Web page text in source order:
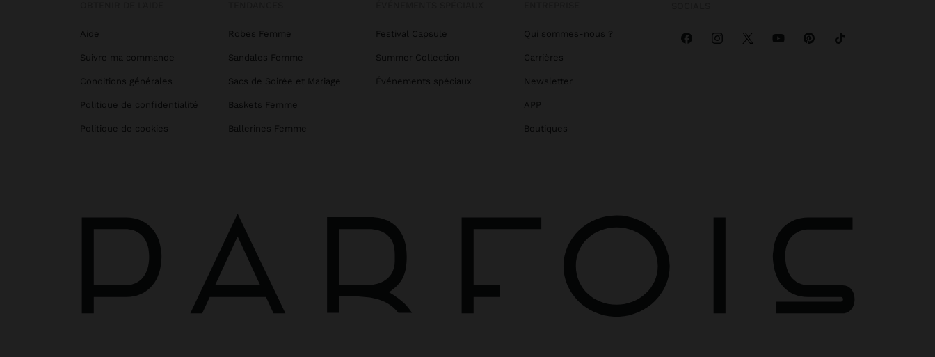
Aide
Suivre ma commande
Conditions générales
Politique de confidentialité
Politique de cookies
Robes Femme
Sandales Femme
Sacs de Soirée et Mariage
Baskets Femme
Ballerines Femme
Festival Capsule
Summer Collection
Événements spéciaux
Qui sommes-nous ?
Carrières
Newsletter
APP
Boutiques